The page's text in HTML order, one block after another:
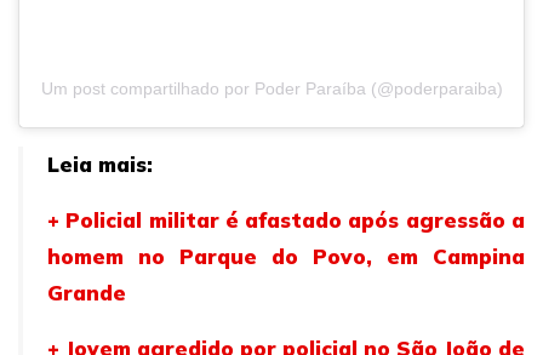
Um post compartilhado por Poder Paraíba (@poderparaiba)
Leia mais:
+ Policial militar é afastado após agressão a
homem no Parque do Povo, em Campina
Grande
+ Jovem agredido por policial no São João de